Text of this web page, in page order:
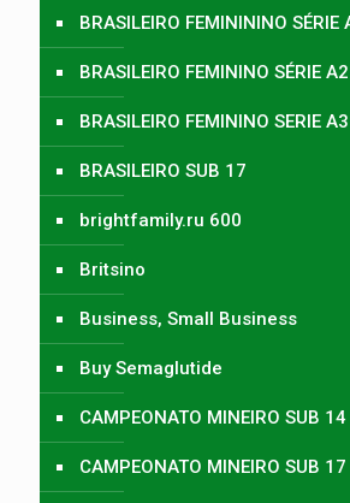
BRASILEIRO FEMINININO
BRASILEIRO FEMININO SÉRIE A2
BRASILEIRO FEMININO SERIE A3
BRASILEIRO SUB 17
brightfamily.ru 600
Britsino
Business, Small Business
Buy Semaglutide
CAMPEONATO MINEIRO SUB 14
CAMPEONATO MINEIRO SUB 17